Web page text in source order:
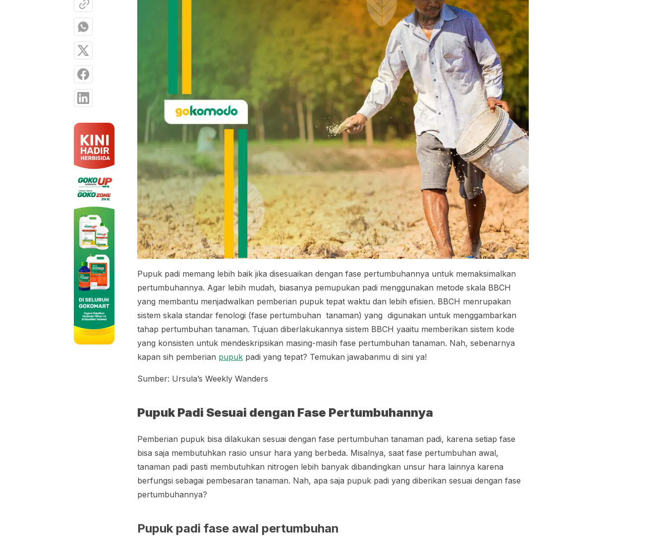
Pupuk padi memang lebih baik jika disesuaikan dengan fase pertumbuhannya untuk memaksimalkan
pertumbuhannya. Agar lebih mudah, biasanya pemupukan padi menggunakan metode skala BBCH
yang membantu menjadwalkan pemberian pupuk tepat waktu dan lebih efisien. BBCH menrupakan
sistem skala standar fenologi (fase pertumbuhan tanaman) yang digunakan untuk menggambarkan
tahap pertumbuhan tanaman. Tujuan diberlakukannya sistem BBCH yaaitu memberikan sistem kode
yang konsisten untuk mendeskripsikan masing-masih fase pertumbuhan tanaman. Nah, sebenarnya
kapan sih pemberian pupuk padi yang tepat? Temukan jawabanmu di sini ya!
Sumber: Ursula’s Weekly Wanders
Pupuk Padi Sesuai dengan Fase Pertumbuhannya
Pemberian pupuk bisa dilakukan sesuai dengan fase pertumbuhan tanaman padi, karena setiap fase
bisa saja membutuhkan rasio unsur hara yang berbeda. Misalnya, saat fase pertumbuhan awal,
tanaman padi pasti membutuhkan nitrogen lebih banyak dibandingkan unsur hara lainnya karena
berfungsi sebagai pembesaran tanaman. Nah, apa saja pupuk padi yang diberikan sesuai dengan fase
pertumbuhannya?
Pupuk padi fase awal pertumbuhan